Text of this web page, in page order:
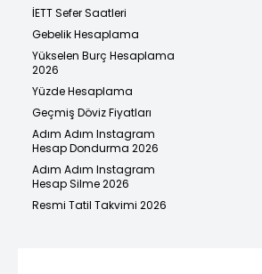
İETT Sefer Saatleri
Gebelik Hesaplama
Yükselen Burç Hesaplama
2026
Yüzde Hesaplama
Geçmiş Döviz Fiyatları
Adım Adım Instagram
Hesap Dondurma 2026
Adım Adım Instagram
Hesap Silme 2026
Resmi Tatil Takvimi 2026